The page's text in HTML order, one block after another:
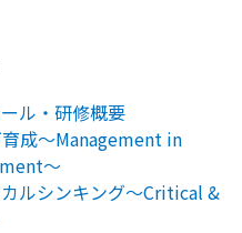
ル・研修概要
成～Management in
～
ルシンキング～Critical &